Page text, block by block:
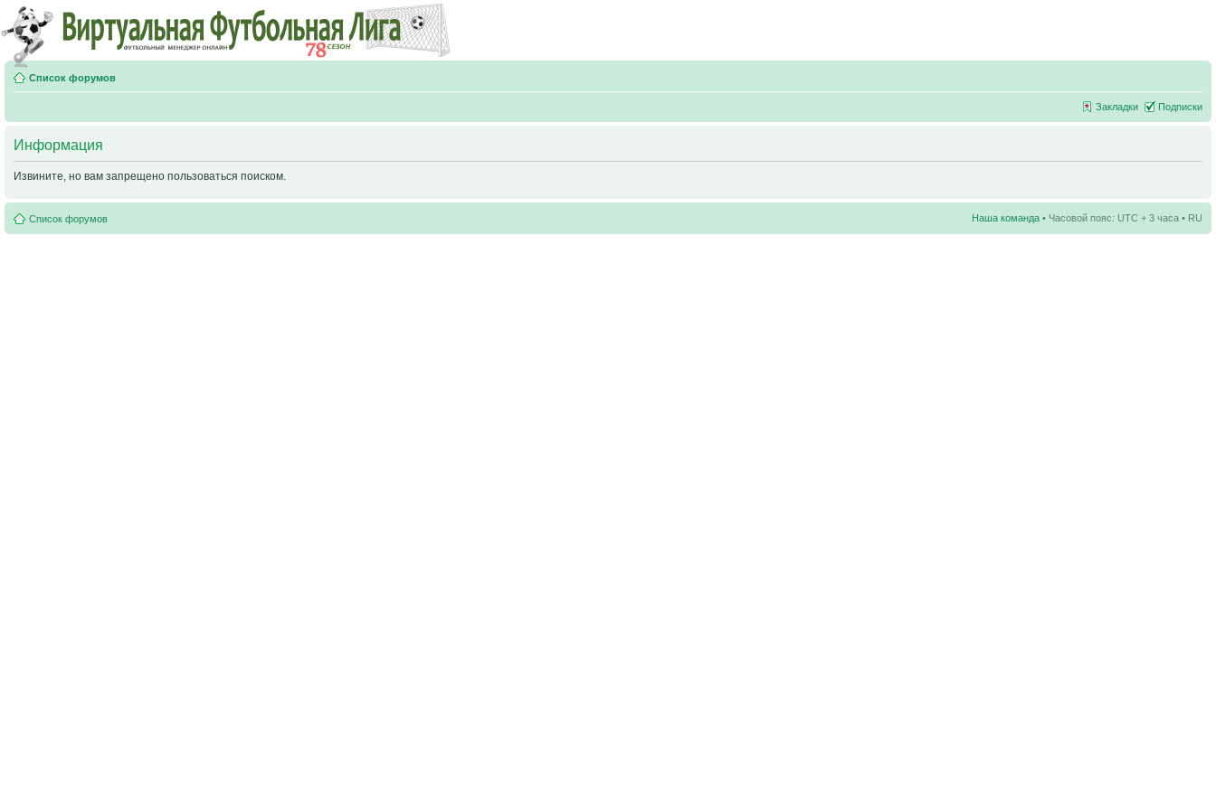
Список форумов
Закладки Подписки
Информация
Извините, но вам запрещено пользоваться поиском.
Список форумов Наша команда • Часовой пояс: UTC + 3 часа • RU